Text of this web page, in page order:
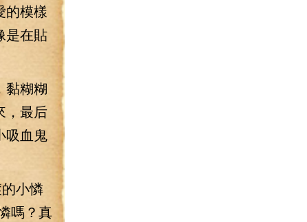
的模樣
是在貼
糊糊
，最后
吸血鬼
小憐
嗎？真